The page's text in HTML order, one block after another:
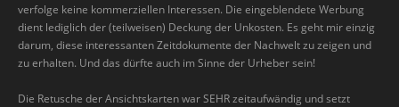
verfolge keine kommerziellen Interessen. Die eingeblendete Werbung
dient lediglich der (teilweisen) Deckung der Unkosten. Es geht mir einzig
darum, diese interessanten Zeitdokumente der Nachwelt zu zeigen und
zu erhalten. Und das dürfte auch im Sinne der Urheber sein!
Die Retusche der Ansichtskarten war SEHR zeitaufwändig und setzt